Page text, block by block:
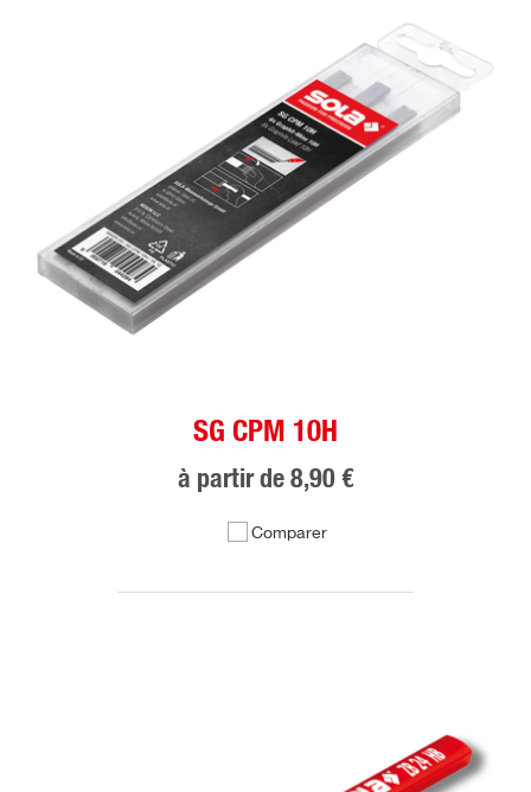
SG CPM 10H
à partir de 8,90 €
Comparer